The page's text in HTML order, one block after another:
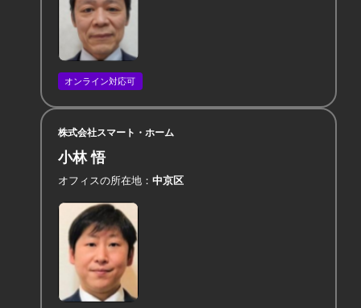
オンライン対応可
株式会社スマート・ホーム
小林 悟
オフィスの所在地 中京区